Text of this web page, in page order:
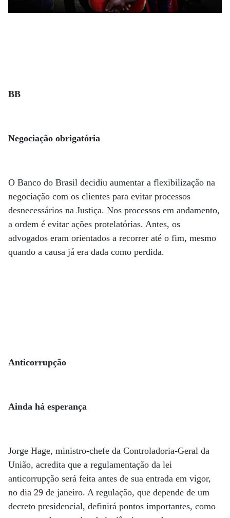
BB
Negociação obrigatória
O Banco do Brasil decidiu aumentar a flexibilização na
negociação com os clientes para evitar processos
desnecessários na Justiça. Nos processos em andamento,
a ordem é evitar ações protelatórias. Antes, os
advogados eram orientados a recorrer até o fim, mesmo
quando a causa já era dada como perdida.
Anticorrupção
Ainda há esperança
Jorge Hage, ministro-chefe da Controladoria-Geral da
União, acredita que a regulamentação da lei
anticorrupção será feita antes de sua entrada em vigor,
no dia 29 de janeiro. A regulação, que depende de um
decreto presidencial, definirá pontos importantes, como